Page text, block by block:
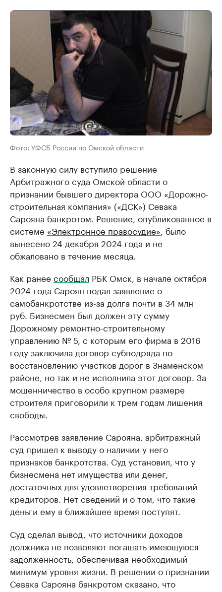
Фото: УФСБ России по Омской области
В законную силу вступило решение
Арбитражного суда Омской области о
признании бывшего директора ООО «Дорожно-
строительная компания» («ДСК») Севака
Сарояна банкротом. Решение, опубликованное в
системе «Электронное правосудие», было
вынесено 24 декабря 2024 года и не
обжаловано в течение месяца.
Как ранее сообщал РБК Омск, в начале октября
2024 года Сароян подал заявление о
самобанкротстве из-за долга почти в 34 млн
руб. Бизнесмен был должен эту сумму
Дорожному ремонтно-строительному
управлению № 5, с которым его фирма в 2016
году заключила договор субподряда по
восстановлению участков дорог в Знаменском
районе, но так и не исполнила этот договор. За
мошенничество в особо крупном размере
строителя приговорили к трем годам лишения
свободы.
Рассмотрев заявление Сарояна, арбитражный
суд пришел к выводу о наличии у него
признаков банкротства. Суд установил, что у
бизнесмена нет имущества или денег,
достаточных для удовлетворения требований
кредиторов. Нет сведений и о том, что такие
деньги ему в ближайшее время поступят.
Суд сделал вывод, что источники доходов
должника не позволяют погашать имеющуюся
задолженность, обеспечивая необходимый
минимум уровня жизни. В решении о признании
Севака Сарояна банкротом сказано, что